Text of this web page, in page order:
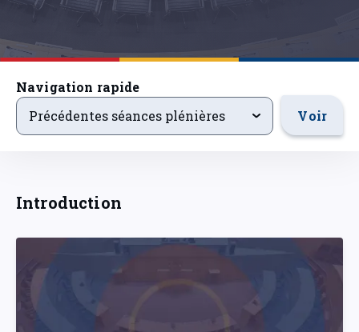
Navigation rapide
precedentsevenements
Précédentes séances plénières Voir
Introduction